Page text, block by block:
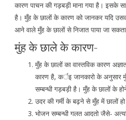
कारण पाचन की गड़बड़ी माना गया है। इसके
है। मुँह के छालों के कारण को जानकर यदि उसकी
आने वाले मुँह के छालों से निजात पाया जा
मुंह के छाले के कारण-
मुँह के छालों का वास्तविक कारण
कारण है, कर्इ जानकारो के अनुसार
सम्बन्धी गड़बड़ी है। मुँह के छालों के
उदर की गर्मी के बढ़ने से मुँह में छालों
भोजन सम्बन्धी गलत आदतो जैसे-